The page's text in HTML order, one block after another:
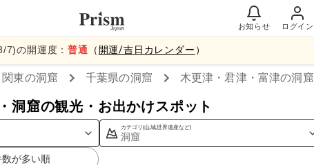
お知らせ ログイン
/7)の開運度：普通 （ 開運/吉日カレンダー ）
関東の洞窟 千葉県の洞窟 木更津・君津・富津の洞窟
洞窟の観光・お出かけスポット
カテゴリ(山,城,世界遺産など)
洞窟
が多い順